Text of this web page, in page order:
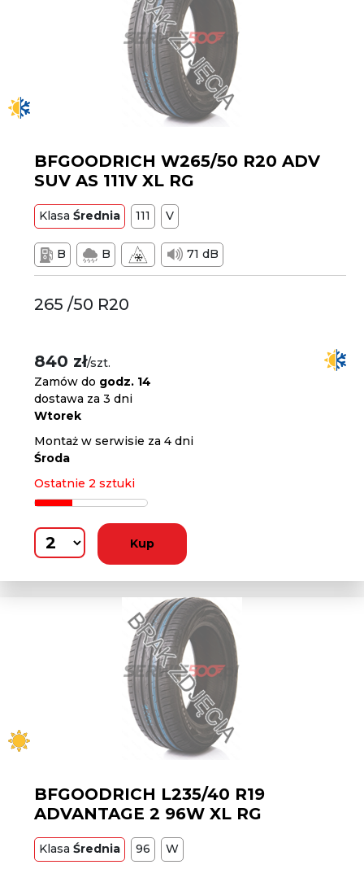
BFGOODRICH W265/50 R20 ADV
SUV AS 111V XL RG
KlasaŚrednia 111 V
B B 71 dB
265 /50 R20
840 zł/szt.
Zamów do godz. 14
dostawa za 3 dni
Wtorek
Montaż w serwisie za 4 dni
Środa
Ostatnie 2 sztuki
Kup
BFGOODRICH L235/40 R19
ADVANTAGE 2 96W XL RG
KlasaŚrednia 96 W